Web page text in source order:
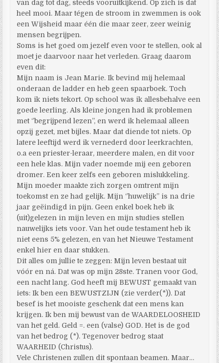
van dag tot dag, steeds vooruitkijkend. Op zich is dat
heel mooi. Maar tégen de stroom in zwemmen is ook
een Wijsheid maar één die maar zeer, zeer weinig
mensen begrijpen.
Soms is het goed om jezelf even voor te stellen, ook al
moet je daarvoor naar het verleden. Graag daarom
even dit:
Mijn naam is Jean Marie. Ik bevind mij helemaal
onderaan de ladder en heb geen spaarboek. Toch
kom ik niets tekort. Op school was ik allesbehalve een
goede leerling. Als kleine jongen had ik problemen
met ‘’begrijpend lezen’’, en werd ik helemaal alleen
opzij gezet, met bijles. Maar dat diende tot niets. Op
latere leeftijd werd ik vernederd door leerkrachten,
o.a een priester-leraar, meerdere malen, en dit voor
een hele klas. Mijn vader noemde mij een geboren
dromer. Een keer zelfs een geboren mislukkeling.
Mijn moeder maakte zich zorgen omtrent mijn
toekomst en ze had gelijk. Mijn ‘’huwelijk’’ is na drie
jaar geëindigd in pijn. Geen enkel boek heb ik
(uit)gelezen in mijn leven en mijn studies stellen
nauwelijks iets voor. Van het oude testament heb ik
niet eens 5% gelezen, en van het Nieuwe Testament
enkel hier en daar stukken.
Dit alles om jullie te zeggen: Mijn leven bestaat uit
vóór en ná. Dat was op mijn 28ste. Tranen voor God,
een nacht lang. God heeft mij BEWUST gemaakt van
iets: Ik ben een BEWUSTZIJN (zie verder(*)). Dat
besef is het mooiste geschenk dat een mens kan
krijgen. Ik ben mij bewust van de WAARDELOOSHEID
van het geld. Geld =. een (valse) GOD. Het is de god
van het bedrog (*). Tegenover bedrog staat
WAARHEID (Christus).
Vele Christenen zullen dit spontaan beamen. Maar…